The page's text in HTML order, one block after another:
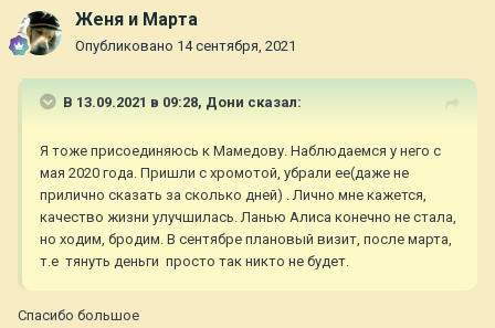
Женя и Марта
Опубликовано 14 сентября, 2021
В 13.09.2021 в 09:28, Дони сказал:
Я тоже присоединяюсь к Мамедову. Наблюдаемся у него с
мая 2020 года. Пришли с хромотой, убрали ее(даже не
прилично сказать за сколько дней) . Лично мне кажется,
качество жизни улучшилась. Ланью Алиса конечно не стала,
но ходим, бродим. В сентябре плановый визит, после марта,
т.е тянуть деньги просто так никто не будет.
Спасибо большое